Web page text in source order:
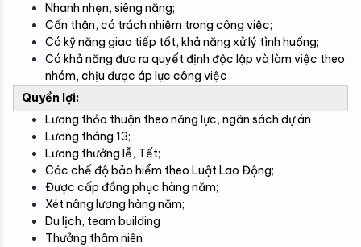
Nhanh nhẹn, siêng năng;
Cẩn thận, có trách nhiệm trong công việc;
Có kỹ năng giao tiếp tốt, khả năng xử lý tình huống;
Có khả năng đưa ra quyết định độc lập và làm việc theo
nhóm, chịu được áp lực công việc
Quyền lợi:
Lương thỏa thuận theo năng lực, ngân sách dự án
Lương tháng 13;
Lương thưởng lễ, Tết;
Các chế độ bảo hiểm theo Luật Lao Động;
Được cấp đồng phục hàng năm;
Xét nâng lương hàng năm;
Du lịch, team building
Thưởng thâm niên